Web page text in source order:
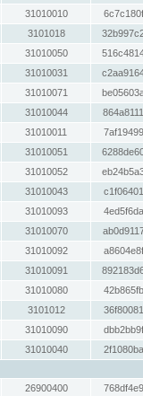
31010010
3101018
31010050
31010031
31010071
31010044
31010011
31010051
31010052
31010043
31010093
31010070
31010092
31010091
31010080
3101012
31010090
31010040
26900400